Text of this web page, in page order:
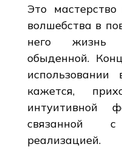
Это
волшебства в
него жизнь
обыденной.
использовании
кажется,
интуитивной
связанной
реализацией.